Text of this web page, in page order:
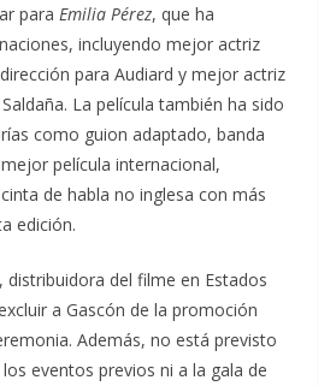
para Emilia Pérez, que ha
incluyendo mejor actriz
para Audiard y mejor actriz
La película también ha sido
como guion adaptado, banda
película internacional,
de habla no inglesa con más
edición.
distribuidora del filme en Estados
a Gascón de la promoción
Además, no está previsto
eventos previos ni a la gala de